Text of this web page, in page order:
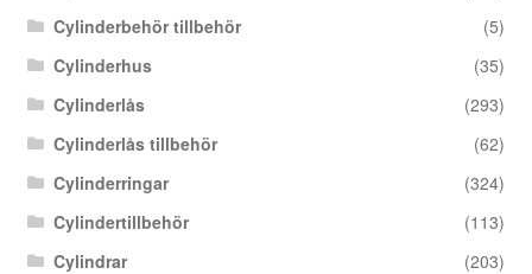
Cylinderbehör tillbehör
(5)
Cylinderhus
(35)
Cylinderlås
(293)
Cylinderlås tillbehör
(62)
Cylinderringar
(324)
Cylindertillbehör
(113)
Cylindrar
(203)